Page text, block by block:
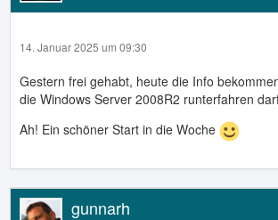
14. Januar 2025 um 09:30
Gestern frei gehabt, heute die Info
die Windows Server 2008R2 runterfahren
Ah! Ein schöner Start in die Woche
gunnarh